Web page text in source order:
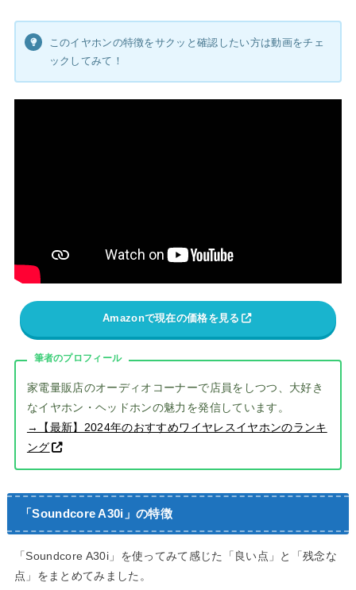
このイヤホンの特徴をサクッと確認したい方は動画をチェ
ックしてみて！
Amazonで現在の価格を見る
筆者のプロフィール
家電量販店のオーディオコーナーで店員をしつつ、大好き
なイヤホン・ヘッドホンの魅力を発信しています。
→【最新】2024年のおすすめワイヤレスイヤホンのランキ
ング
「Soundcore A30i」の特徴
「Soundcore A30i」を使ってみて感じた「良い点」と「残念な
点」をまとめてみました。